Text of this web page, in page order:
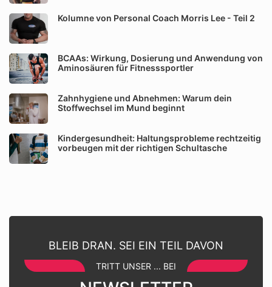
Kolumne von Personal Coach Morris Lee - Teil 2
BCAAs: Wirkung, Dosierung und Anwendung von
Aminosäuren für Fitnesssportler
Zahnhygiene und Abnehmen: Warum dein
Stoffwechsel im Mund beginnt
Kindergesundheit: Haltungsprobleme rechtzeitig
vorbeugen mit der richtigen Schultasche
BLEIB DRAN. SEI EIN TEIL DAVON
TRITT UNSER ... BEI